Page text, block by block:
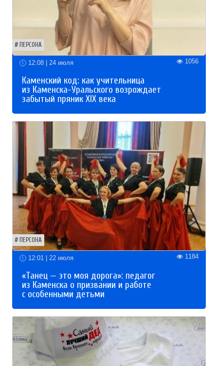
ПЕРСОНА
12:08 | 24 июля 1056
Каменский код: как учительница
из Каменска-Уральского возрождает
забытый пряник XIX века
ПЕРСОНА
12:01 | 22 июля 1184
«Танец — это моя дорога»: педагог
из Каменска о призвании и работе
с особенными детьми